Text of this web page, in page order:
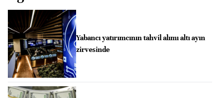
Yabancı yatırımcının tahvil alımı altı ayın
zirvesinde